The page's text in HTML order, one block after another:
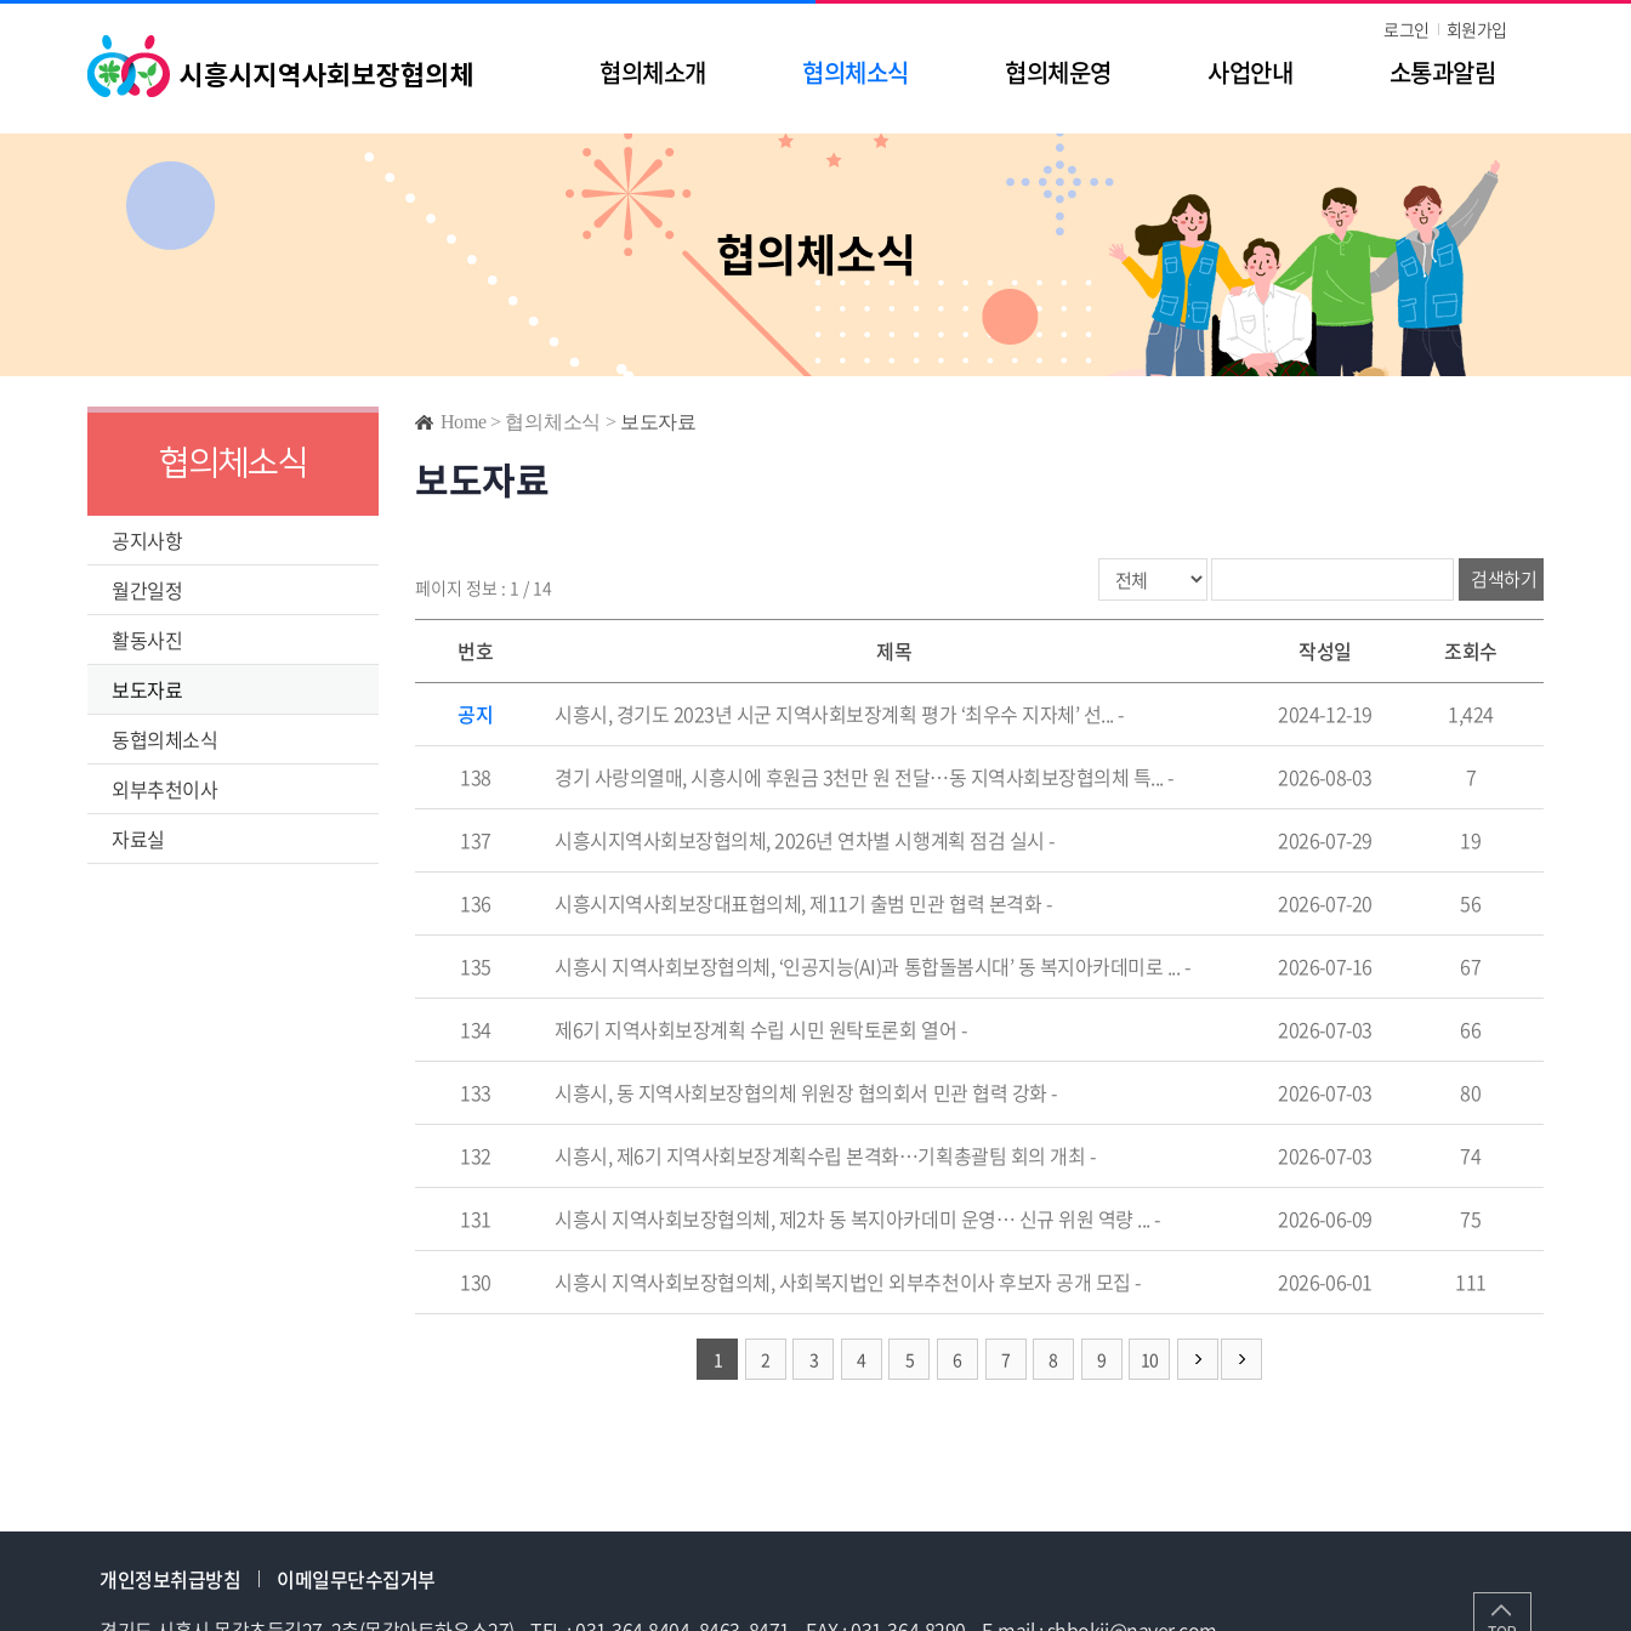
로그인 회원가입
협의체소개 협의체소식 협의체운영 사업안내 소통과알림
협의체소식
협의체소식
공지사항
월간일정
활동사진
보도자료
동협의체소식
외부추천이사
자료실
Home > 협의체소식 > 보도자료
보도자료
페이지 정보 : 1 / 14 검색하기
번호 제목 작성일 조회수
공지 시흥시, 경기도 2023년 시군 지역사회보장계획 평가 ‘최우수 지자체’ 선...- 2024-12-19 1,424
138 경기 사랑의열매, 시흥시에 후원금 3천만 원 전달…동 지역사회보장협의체 특...- 2026-08-03 7
137 시흥시지역사회보장협의체, 2026년 연차별 시행계획 점검 실시- 2026-07-29 19
136 시흥시지역사회보장대표협의체, 제11기 출범 민관 협력 본격화- 2026-07-20 56
135 시흥시 지역사회보장협의체, ‘인공지능(AI)과 통합돌봄시대’ 동 복지아카데미로 ...- 2026-07-16 67
134 제6기 지역사회보장계획 수립 시민 원탁토론회 열어 - 2026-07-03 66
133 시흥시, 동 지역사회보장협의체 위원장 협의회서 민관 협력 강화- 2026-07-03 80
132 시흥시, 제6기 지역사회보장계획수립 본격화…기획총괄팀 회의 개최 - 2026-07-03 74
131 시흥시 지역사회보장협의체, 제2차 동 복지아카데미 운영… 신규 위원 역량 ...- 2026-06-09 75
130 시흥시 지역사회보장협의체, 사회복지법인 외부추천이사 후보자 공개 모집- 2026-06-01 111
1 2 3 4 5 6 7 8 9 10
개인정보취급방침
이메일무단수집거부